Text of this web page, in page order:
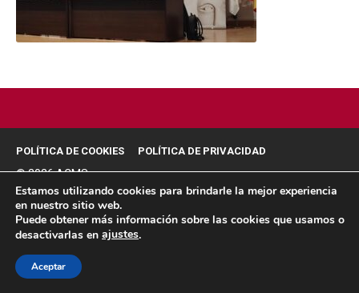
POLÍTICA DE COOKIES POLÍTICA DE PRIVACIDAD
© 2026 ACMS.
Estamos utilizando cookies para brindarle la mejor experiencia
en nuestro sitio web.
Puede obtener más información sobre las cookies que usamos o
desactivarlas en ajustes.
Aceptar